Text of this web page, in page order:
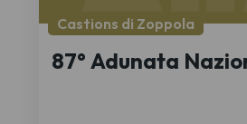
Castions di Zoppola
87° Adunata